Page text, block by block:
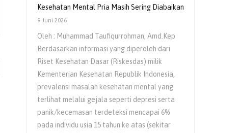
Orang
Dengan
Gangguan
Jiwa
(ODGJ)
Kesehatan Mental Pria Masih Sering Diabaikan
9 Juni 2026
Oleh : Muhammad Taufiqurrohman, Amd.Kep
Berdasarkan informasi yang diperoleh dari
Riset Kesehatan Dasar (Riskesdas) milik
Kementerian Kesehatan Republik Indonesia,
prevalensi masalah kesehatan mental yang
terlihat melalui gejala seperti depresi serta
panik/kecemasan terdeteksi mencapai 6%
pada individu usia 15 tahun ke atas (sekitar